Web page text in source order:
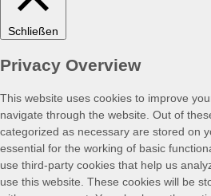
Schließen
Privacy Overview
This website uses cookies to improve
navigate through the website. Out of
categorized as necessary are stored on
essential for the working of basic
use third-party cookies that help us
use this website. These cookies will be